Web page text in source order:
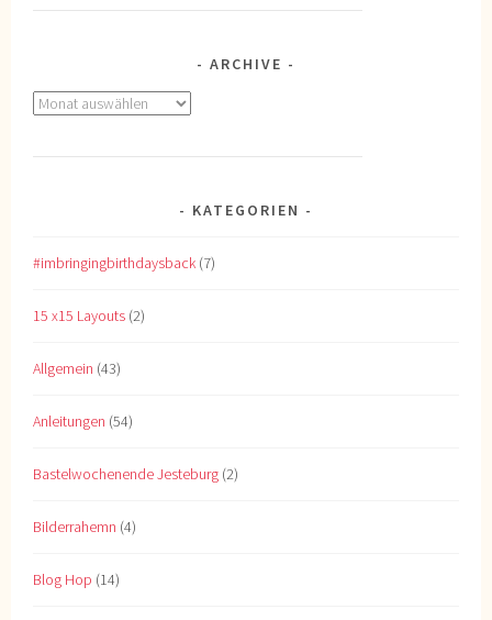
ARCHIVE
Archive
KATEGORIEN
#imbringingbirthdaysback (7)
15 x15 Layouts (2)
Allgemein (43)
Anleitungen (54)
Bastelwochenende Jesteburg (2)
Bilderrahemn (4)
Blog Hop (14)